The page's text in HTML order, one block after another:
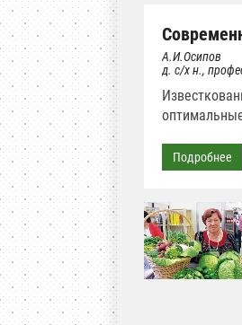
А.И.Осипов
д. с/х н.,
Подробнее